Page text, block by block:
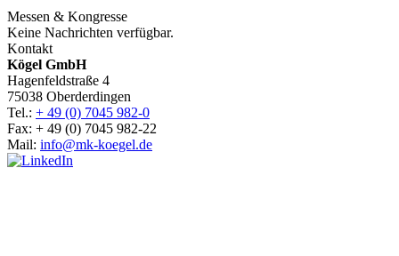
Messen & Kongresse
Keine Nachrichten verfügbar.
Kontakt
Kögel GmbH
Hagenfeldstraße 4
75038 Oberderdingen
Tel.: + 49 (0) 7045 982-0
Fax: + 49 (0) 7045 982-22
Mail: info@mk-koegel.de